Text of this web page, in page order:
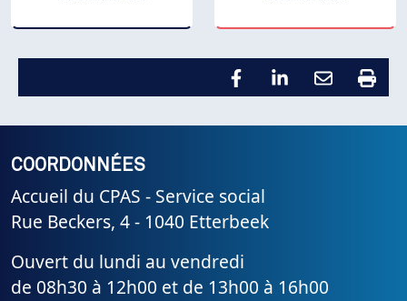
COORDONNÉES
Accueil du CPAS - Service social
Rue Beckers, 4 - 1040 Etterbeek
Ouvert du lundi au vendredi
de 08h30 à 12h00 et de 13h00 à 16h00